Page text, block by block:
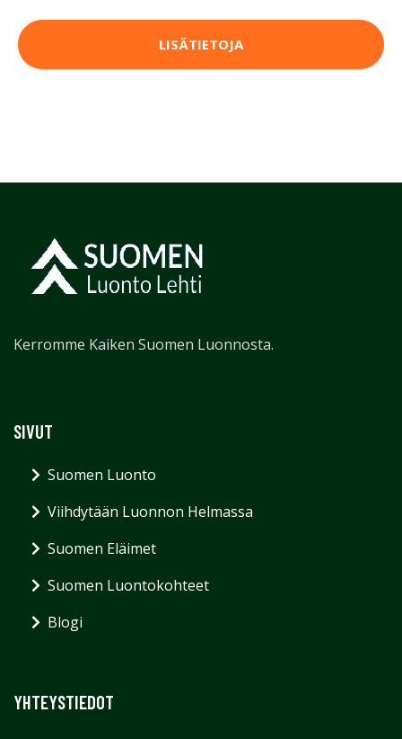
LISÄTIETOJA
Kerromme Kaiken Suomen Luonnosta.
SIVUT
Suomen Luonto
Viihdytään Luonnon Helmassa
Suomen Eläimet
Suomen Luontokohteet
Blogi
YHTEYSTIEDOT